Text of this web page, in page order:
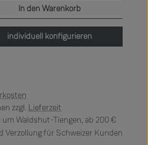
den gewünschten Wert
In den Warenkorb
individuell konfigurieren
zzgl. Lieferzeit
Waldshut-Tiengen, ab 200 €
für Schweizer Kunden